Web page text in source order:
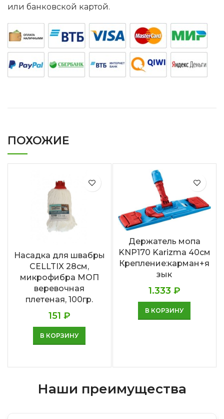
или банковской картой.
ПОХОЖИЕ
Насадка для швабры
CELLTIX 28см,
микрофибра МОП
веревочная
плетеная, 100гр.
151 ₽
В КОРЗИНУ
Держатель мопа
KNP170 Karizma 40см
Крепление:карман+я
зык
1.333 ₽
В КОРЗИНУ
Наши преимущества